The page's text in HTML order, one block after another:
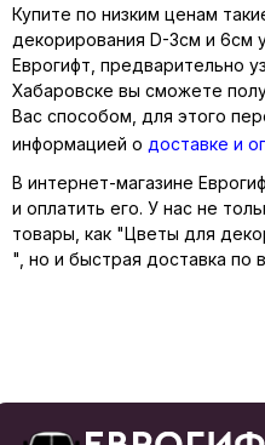
Купите по низким ценам
декорирования D-3см и 6см
Еврогифт, предварительно
Хабаровске вы сможете
Вас способом, для этого
информацией о доставке и
В интернет-магазине
и оплатить его. У нас не
товары, как "Цветы для
", но и быстрая доставка по